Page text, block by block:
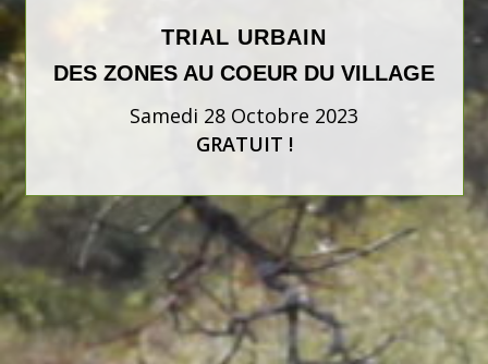
TRIAL URBAIN
DES ZONES AU COEUR DU VILLAGE
Samedi 28 Octobre 2023
GRATUIT !